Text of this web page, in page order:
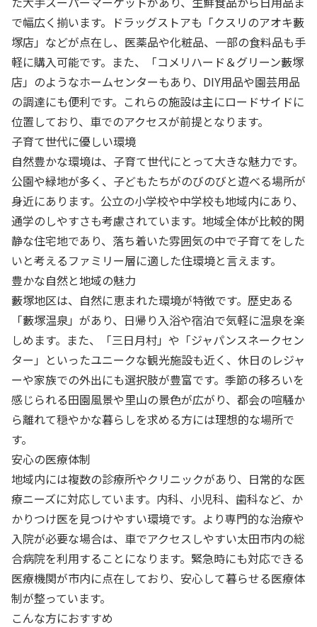
で幅広く揃います。ドラッグストアも「クスリのアオキ藪
塚店」などが点在し、医薬品や化粧品、一部の食料品も手
軽に購入可能です。また、「コメリハード＆グリーン藪塚
店」のようなホームセンターもあり、DIY用品や園芸用品
の調達にも便利です。これらの施設は主にロードサイドに
位置しており、車でのアクセスが前提となります。
子育て世代に優しい環境
自然豊かな環境は、子育て世代にとって大きな魅力です。
公園や緑地が多く、子どもたちがのびのびと遊べる場所が
身近にあります。公立の小学校や中学校も地域内にあり、
通学のしやすさも考慮されています。地域全体が比較的閑
静な住宅地であり、落ち着いた雰囲気の中で子育てをした
いと考えるファミリー層に適した住環境と言えます。
豊かな自然と地域の魅力
藪塚地区は、自然に恵まれた環境が特徴です。歴史ある
「藪塚温泉」があり、日帰り入浴や宿泊で気軽に温泉を楽
しめます。また、「三日月村」や「ジャパンスネークセン
ター」といったユニークな観光施設も近く、休日のレジャ
ーや家族での外出にも選択肢が豊富です。季節の移ろいを
感じられる田園風景や里山の景色が広がり、都会の喧騒か
ら離れて穏やかな暮らしを求める方には理想的な場所で
す。
安心の医療体制
地域内には複数の診療所やクリニックがあり、日常的な医
療ニーズに対応しています。内科、小児科、歯科など、か
かりつけ医を見つけやすい環境です。より専門的な治療や
入院が必要な場合は、車でアクセスしやすい太田市内の総
合病院を利用することになります。緊急時にも対応できる
医療機関が市内に点在しており、安心して暮らせる医療体
制が整っています。
こんな方におすすめ